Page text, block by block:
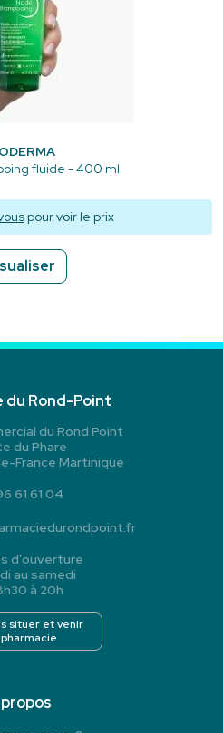
fluide - 400 ml
pour voir le prix
du Rond-Point
du Rond Point
du Phare
France Martinique
61 61 04
d’ouverture
au samedi
à 20h
situer et venir
pharmacie